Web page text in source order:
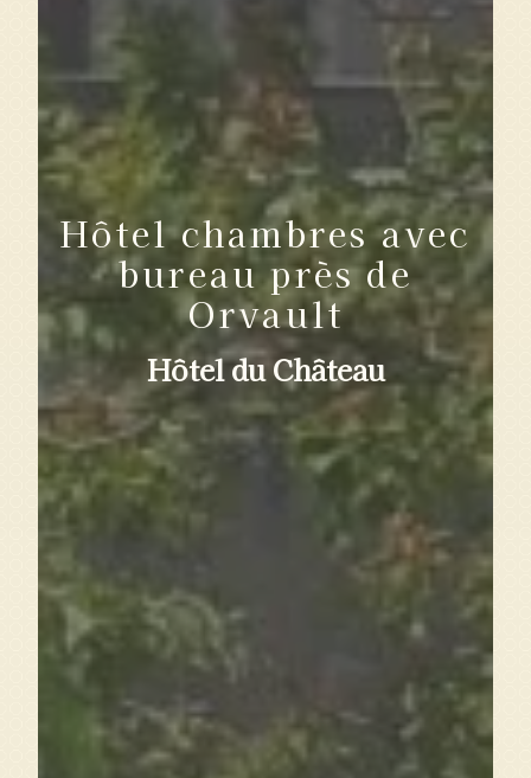
Hôtel chambres avec
bureau près de
Orvault
Hôtel du Château